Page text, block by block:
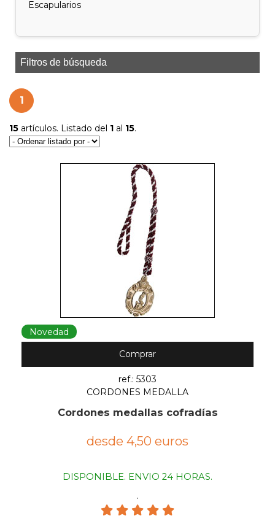
Escapularios
Filtros de búsqueda
1
15 artículos. Listado del 1 al 15.
Novedad
Comprar
ref.: 5303
CORDONES MEDALLA
Cordones medallas cofradías
desde 4,50 euros
DISPONIBLE. ENVIO 24 HORAS.
.